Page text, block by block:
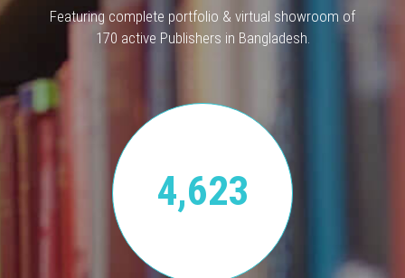
Featuring complete portfolio & virtual showroom of
170 active Publishers in Bangladesh.
4,623